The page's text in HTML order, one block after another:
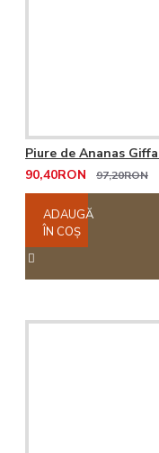
Piure de Ananas
90,40RON
97,20RON
ADAUGĂ
ÎN COŞ